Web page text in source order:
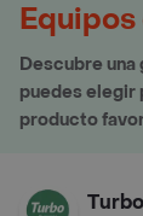
Descubre una
puedes elegir
producto
Turbo